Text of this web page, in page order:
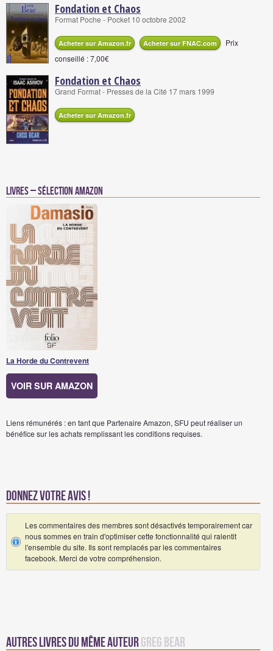
Fondation et Chaos
Format Poche - Pocket 10 octobre 2002
Acheter sur Amazon.fr Acheter sur FNAC.com
Prix
conseillé : 7,00€
Fondation et Chaos
Grand Format - Presses de la Cité 17 mars 1999
Acheter sur Amazon.fr
Livres – Sélection Amazon
La Horde du Contrevent
VOIR SUR AMAZON
Liens rémunérés : en tant que Partenaire Amazon, SFU peut réaliser un
bénéfice sur les achats remplissant les conditions requises.
Donnez votre avis !
Les commentaires des membres sont désactivés temporairement car
nous sommes en train d'optimiser cette fonctionnalité qui ralentit
l'ensemble du site. Ils sont remplacés par les commentaires
facebook. Merci de votre compréhension.
Autres Livres du même auteurGreg Bear